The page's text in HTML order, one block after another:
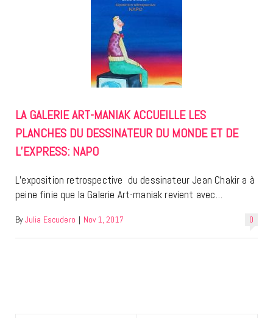
LA GALERIE ART-MANIAK ACCUEILLE LES
PLANCHES DU DESSINATEUR DU MONDE ET DE
L’EXPRESS: NAPO
L’exposition retrospective du dessinateur Jean Chakir a à
peine finie que la Galerie Art-maniak revient avec…
0
By Julia Escudero | Nov 1, 2017